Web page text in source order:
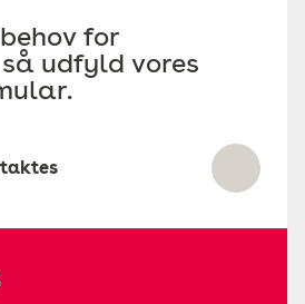
for
udfyld vores